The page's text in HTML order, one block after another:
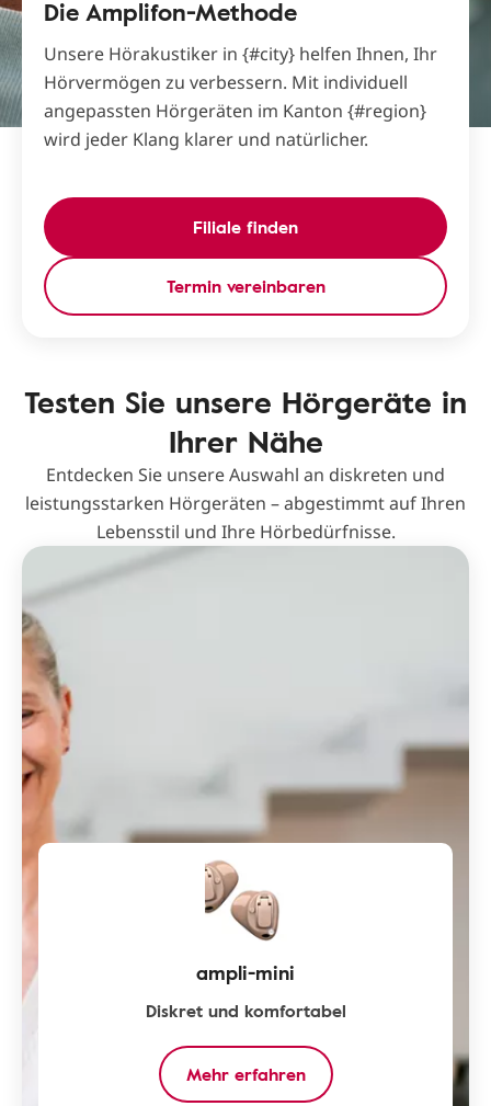
Die Amplifon-Methode
Unsere Hörakustiker in {#city} helfen Ihnen, Ihr
Hörvermögen zu verbessern. Mit individuell
angepassten Hörgeräten im Kanton {#region}
wird jeder Klang klarer und natürlicher.
Filiale finden
Termin vereinbaren
Testen Sie unsere Hörgeräte in
Ihrer Nähe
Entdecken Sie unsere Auswahl an diskreten und
leistungsstarken Hörgeräten – abgestimmt auf Ihren
Lebensstil und Ihre Hörbedürfnisse.
ampli-mini
Diskret und komfortabel
Mehr erfahren